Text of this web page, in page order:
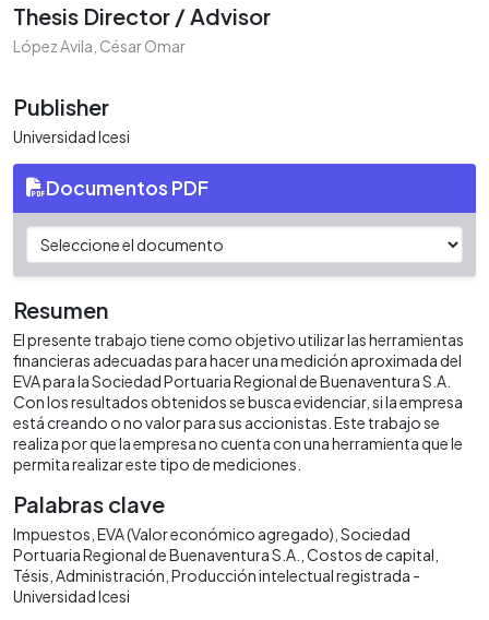
Thesis Director / Advisor
López Avila, César Omar
Publisher
Universidad Icesi
Documentos PDF
Resumen
El presente trabajo tiene como objetivo utilizar las herramientas
financieras adecuadas para hacer una medición aproximada del
EVA para la Sociedad Portuaria Regional de Buenaventura S.A.
Con los resultados obtenidos se busca evidenciar, si la empresa
está creando o no valor para sus accionistas. Este trabajo se
realiza por que la empresa no cuenta con una herramienta que le
permita realizar este tipo de mediciones.
Palabras clave
Impuestos EVA (Valor económico agregado) Sociedad
Portuaria Regional de Buenaventura S.A. Costos de capital
Tésis Administración Producción intelectual registrada -
Universidad Icesi